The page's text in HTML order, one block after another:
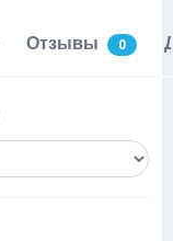
Отзывы 0